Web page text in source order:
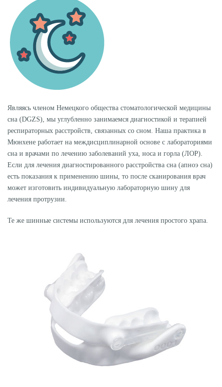
Являясь членом Немецкого общества стоматологической медицины
сна (DGZS), мы углубленно занимаемся диагностикой и терапией
респираторных расстройств, связанных со сном. Наша практика в
Мюнхене работает на междисциплинарной основе с лабораториями
сна и врачами по лечению заболеваний уха, носа и горла (ЛОР).
Если для лечения диагностированного расстройства сна (апноэ сна)
есть показания к применению шины, то после сканирования врач
может изготовить индивидуальную лабораторную шину для
лечения протрузии.
Те же шинные системы используются для лечения простого храпа.